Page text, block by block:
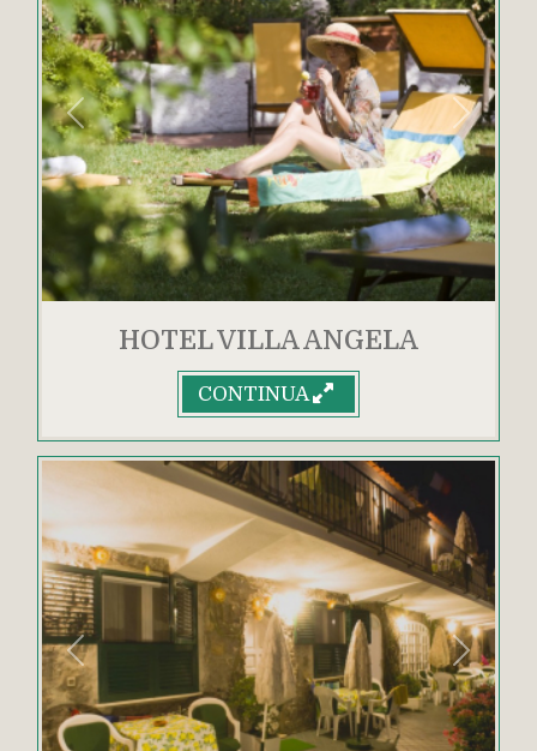
Indietro Avanti
HOTEL VILLA ANGELA
CONTINUA
Indietro Avanti